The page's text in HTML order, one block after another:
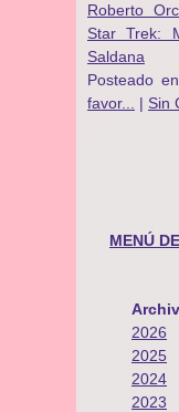
Roberto
Star Trek:
Saldana
Posteado
favor...
| Sin
MENÚ
2026
2025
2024
2023